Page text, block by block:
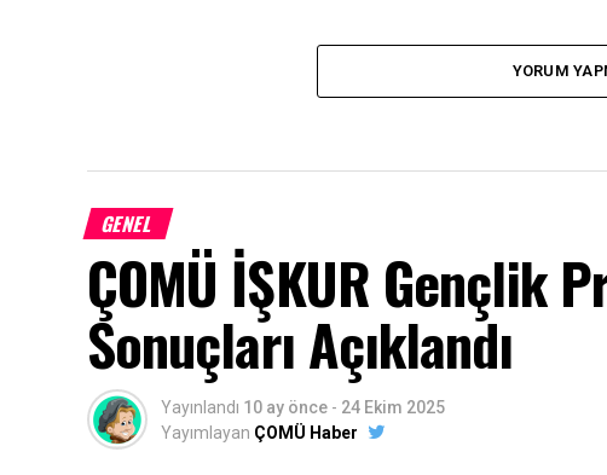
YORUM
GENEL
ÇOMÜ İŞKUR Gençlik
Sonuçları Açıklandı
Yayınlandı 10 ay önce - 24 Ekim 2025
Yayımlayan ÇOMÜ Haber